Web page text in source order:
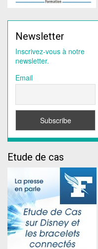
Newsletter
Inscrivez-vous à notre
newsletter.
Email
Etude de cas